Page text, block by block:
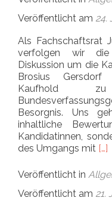
Veröffentlicht am 24.
Als Fachschaftsrat
verfolgen wir
Diskussion um die
Brosius
Kaufhold
Besorgnis. Uns
inhaltliche
Kandidatinnen,
des Umgangs mit […]
Veröffentlicht in
Veröffentlicht am 21.